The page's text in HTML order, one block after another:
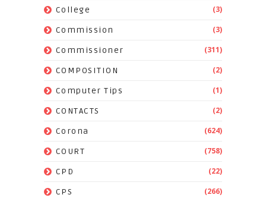
College (3)
Commission (3)
Commissioner (311)
COMPOSITION (2)
Computer Tips (1)
CONTACTS (2)
Corona (624)
COURT (758)
CPD (22)
CPS (266)